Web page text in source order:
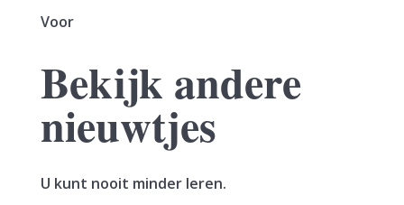
Voor
Bekijk andere
nieuwtjes
U kunt nooit minder leren.